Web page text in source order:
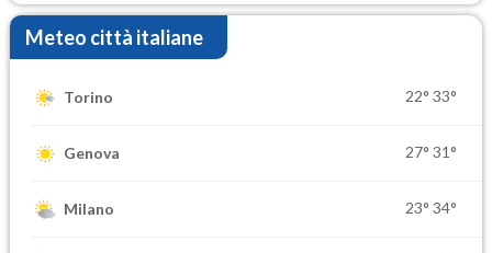
Meteo città italiane
Torino 22° 33°
Genova 27° 31°
Milano 23° 34°